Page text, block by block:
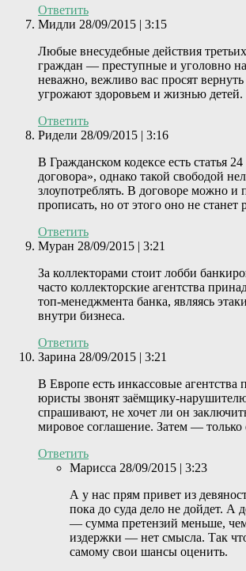
Ответить
Мидли 28/09/2015 | 3:15
Любые внесудебные дейст­вия
граждан — преступные и уголовно
неважно, вежливо вас просят
угрожают здоровьем и жизнью детей.
Ответить
Ридели 28/09/2015 | 3:16
В Гражданском кодексе есть статья
договора», однако такой свободой
злоупотреблять. В договоре можно и
прописать, но от этого оно не станет
Ответить
Муран 28/09/2015 | 3:21
За коллекторами стоит лобби
часто коллекторские агентства
топ-менеджмента банка, являясь
внутри бизнеса.
Ответить
Зарина 28/09/2015 | 3:21
В Европе есть инкассовые
юристы звонят заёмщику-
спрашивают, не хочет ли он
мировое соглашение. Затем — только
Ответить
Марисса 28/09/2015 | 3:23
А у нас прям привет из
пока до суда дело не дойдет. А
— сумма претензий меньше,
издержки — нет смысла. Так
самому свои шансы оценить.